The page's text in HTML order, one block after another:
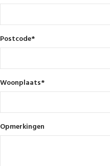
Postcode*
Woonplaats*
Opmerkingen